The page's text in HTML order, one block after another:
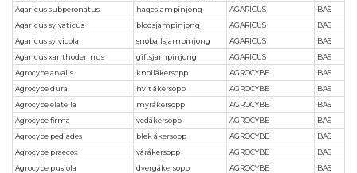
Agaricus subperonatus
hagesjampinjong AGARICUS
BAS
Agaricus sylvaticus
blodsjampinjong AGARICUS
BAS
Agaricus sylvicola
snøballsjampinjong AGARICUS
BAS
Agaricus xanthodermus
giftsjampinjong AGARICUS
BAS
Agrocybe arvalis
knollåkersopp AGROCYBE
BAS
Agrocybe dura
hvit åkersopp AGROCYBE
BAS
Agrocybe elatella
myråkersopp AGROCYBE
BAS
Agrocybe firma
vedåkersopp AGROCYBE
BAS
Agrocybe pediades
blek åkersopp AGROCYBE
BAS
Agrocybe praecox
våråkersopp AGROCYBE
BAS
Agrocybe pusiola
dvergåkersopp AGROCYBE
BAS